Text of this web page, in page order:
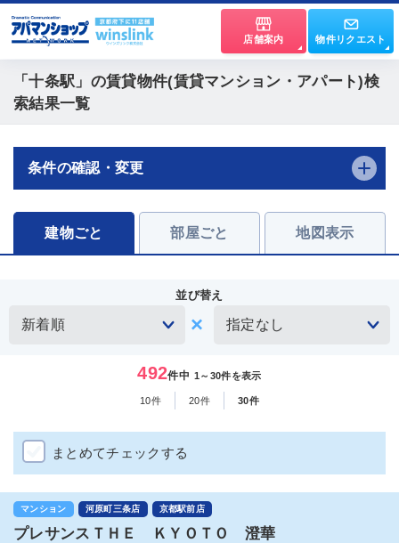
店舗案内 物件リクエスト
「十条駅」 の賃貸物件(賃貸マンション・アパート)検
索結果一覧
条件の確認・変更
建物ごと 部屋ごと 地図表示
並び替え
492件中 1～30件を表示
10件 20件 30件
まとめてチェックする
マンション 河原町三条店 京都駅前店
プレサンスＴＨＥ ＫＹＯＴＯ 澄華